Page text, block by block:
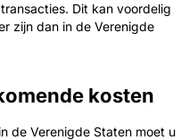
Dit kan voordelig
zijn dan in de Verenigde
kosten
de Verenigde Staten moet u